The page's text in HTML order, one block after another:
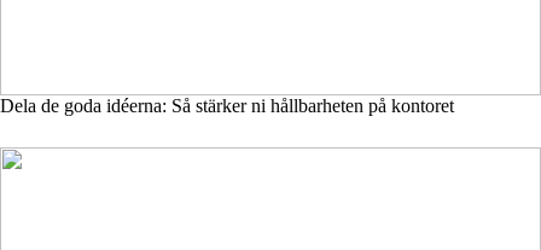
Dela de goda idéerna: Så stärker ni hållbarheten på kontoret